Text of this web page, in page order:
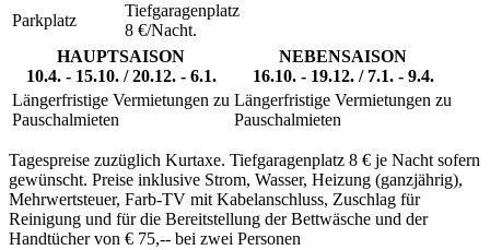
Parkplatz
Tiefgaragenplatz
8 €/Nacht.
HAUPTSAISON
10.4. - 15.10. / 20.12. - 6.1.
NEBENSAISON
16.10. - 19.12. / 7.1. - 9.4.
Längerfristige Vermietungen zu
Pauschalmieten
Längerfristige Vermietungen zu
Pauschalmieten
Tagespreise zuzüglich Kurtaxe. Tiefgaragenplatz 8 € je Nacht sofern
gewünscht. Preise inklusive Strom, Wasser, Heizung (ganzjährig),
Mehrwertsteuer, Farb-TV mit Kabelanschluss, Zuschlag für
Reinigung und für die Bereitstellung der Bettwäsche und der
Handtücher von € 75,-- bei zwei Personen